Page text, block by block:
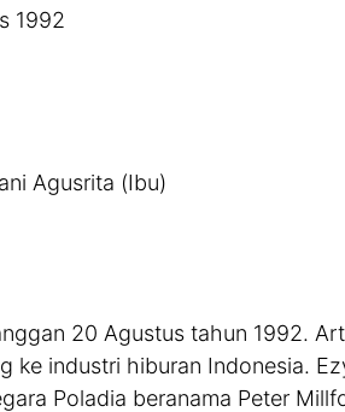
1992
Agusrita (Ibu)
20 Agustus tahun 1992.
ke industri hiburan Indonesia.
Poladia beranama Peter